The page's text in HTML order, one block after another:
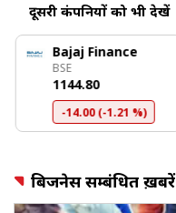
दूसरी कंपनियों को भी देखें
Bajaj Finance
BSE
₹1144.80
-14.00 (-1.21 %)
बिजनेस सम्बंधित ख़बरें